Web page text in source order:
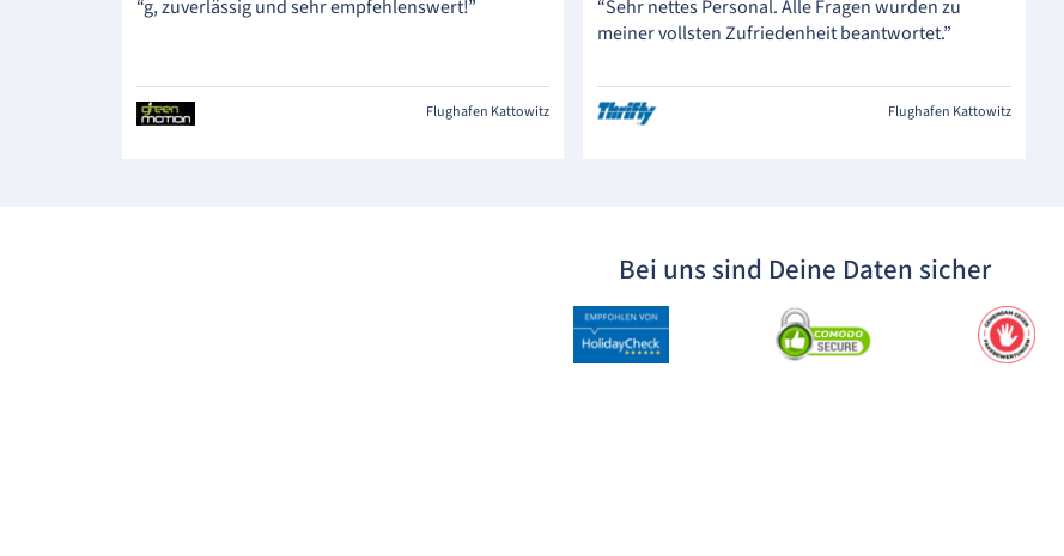
“g, zuverlässig und sehr empfehlenswert!”
Flughafen Kattowitz
“Sehr nettes Personal. Alle Fragen wurden zu
meiner vollsten Zufriedenheit beantwortet.”
Flughafen Kattowitz
Bei uns sind Deine Daten sicher